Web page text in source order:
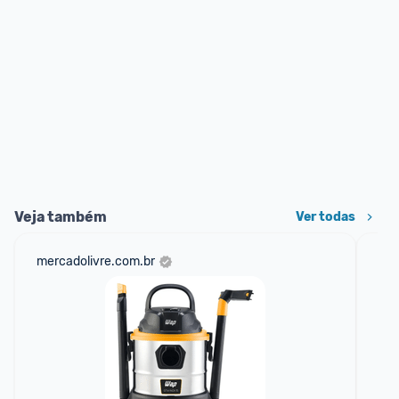
Veja também Ver todas
mercadolivre.com.br